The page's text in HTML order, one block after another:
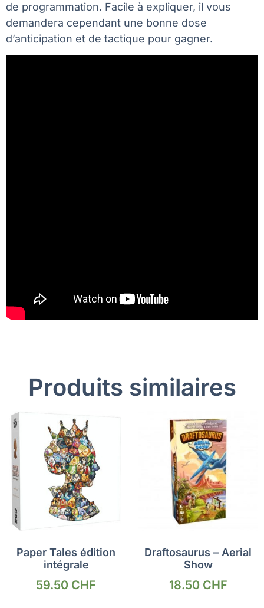
de programmation. Facile à expliquer, il vous
demandera cependant une bonne dose
d’anticipation et de tactique pour gagner.
Produits similaires
Paper Tales édition
intégrale
59.50 CHF
Draftosaurus – Aerial
Show
18.50 CHF